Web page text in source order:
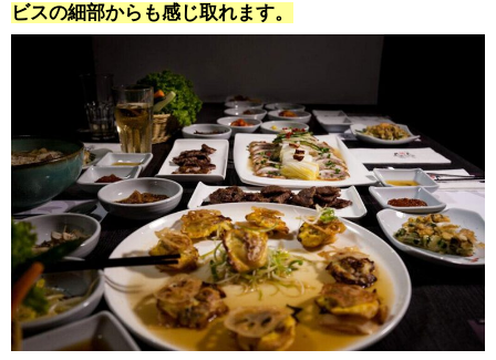
ビスの細部からも感じ取れます。